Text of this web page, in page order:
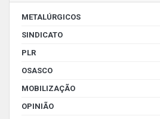
METALÚRGICOS
SINDICATO
PLR
OSASCO
MOBILIZAÇÃO
OPINIÃO